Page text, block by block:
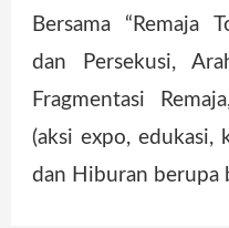
Bersama “Remaja
dan Persekusi,
Fragmentasi
(aksi expo, edukasi,
dan Hiburan berupa